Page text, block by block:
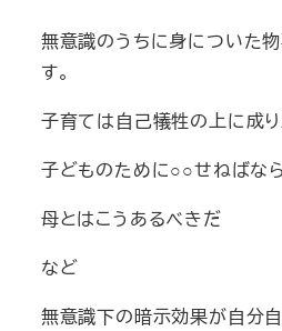
無意識のうちに身についた
す。
子育ては自己犠牲の上に成
子どものために○○せねばな
母とはこうあるべきだ
など
無意識下の暗示効果が自分